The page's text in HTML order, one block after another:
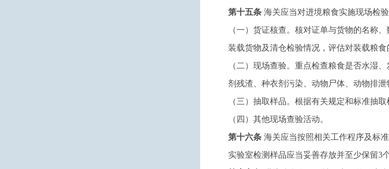
第十五条 海关应当对进境粮食实施现场检
（一）货证核查。核对证单与货物的名称
装载货物及清仓检验情况，评估对装载粮
（二）现场查验。重点检查粮食是否水湿
剂残渣、种衣剂污染、动物尸体、动物排泄
（三）抽取样品。根据有关规定和标准抽取
（四）其他现场查验活动。
第十六条 海关应当按照相关工作程序及标
实验室检测样品应当妥善存放并至少保留3